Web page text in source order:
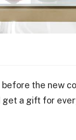
the new
a gift for